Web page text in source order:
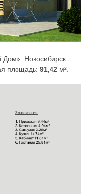
Новосибирск.
площадь: 91,42 м².